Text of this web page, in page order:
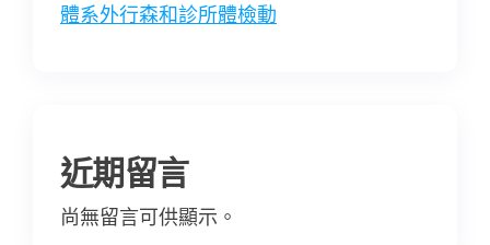
體系外行森和診所體檢動
近期留言
尚無留言可供顯示。